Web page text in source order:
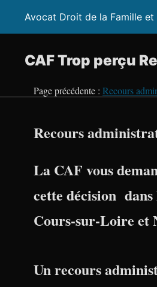
Avocat Droit de la Famille et
CAF Trop perçu
Page précédente : Recours
Recours
La CAF vous
cette décision
Cours-sur-Loire et
Un recours